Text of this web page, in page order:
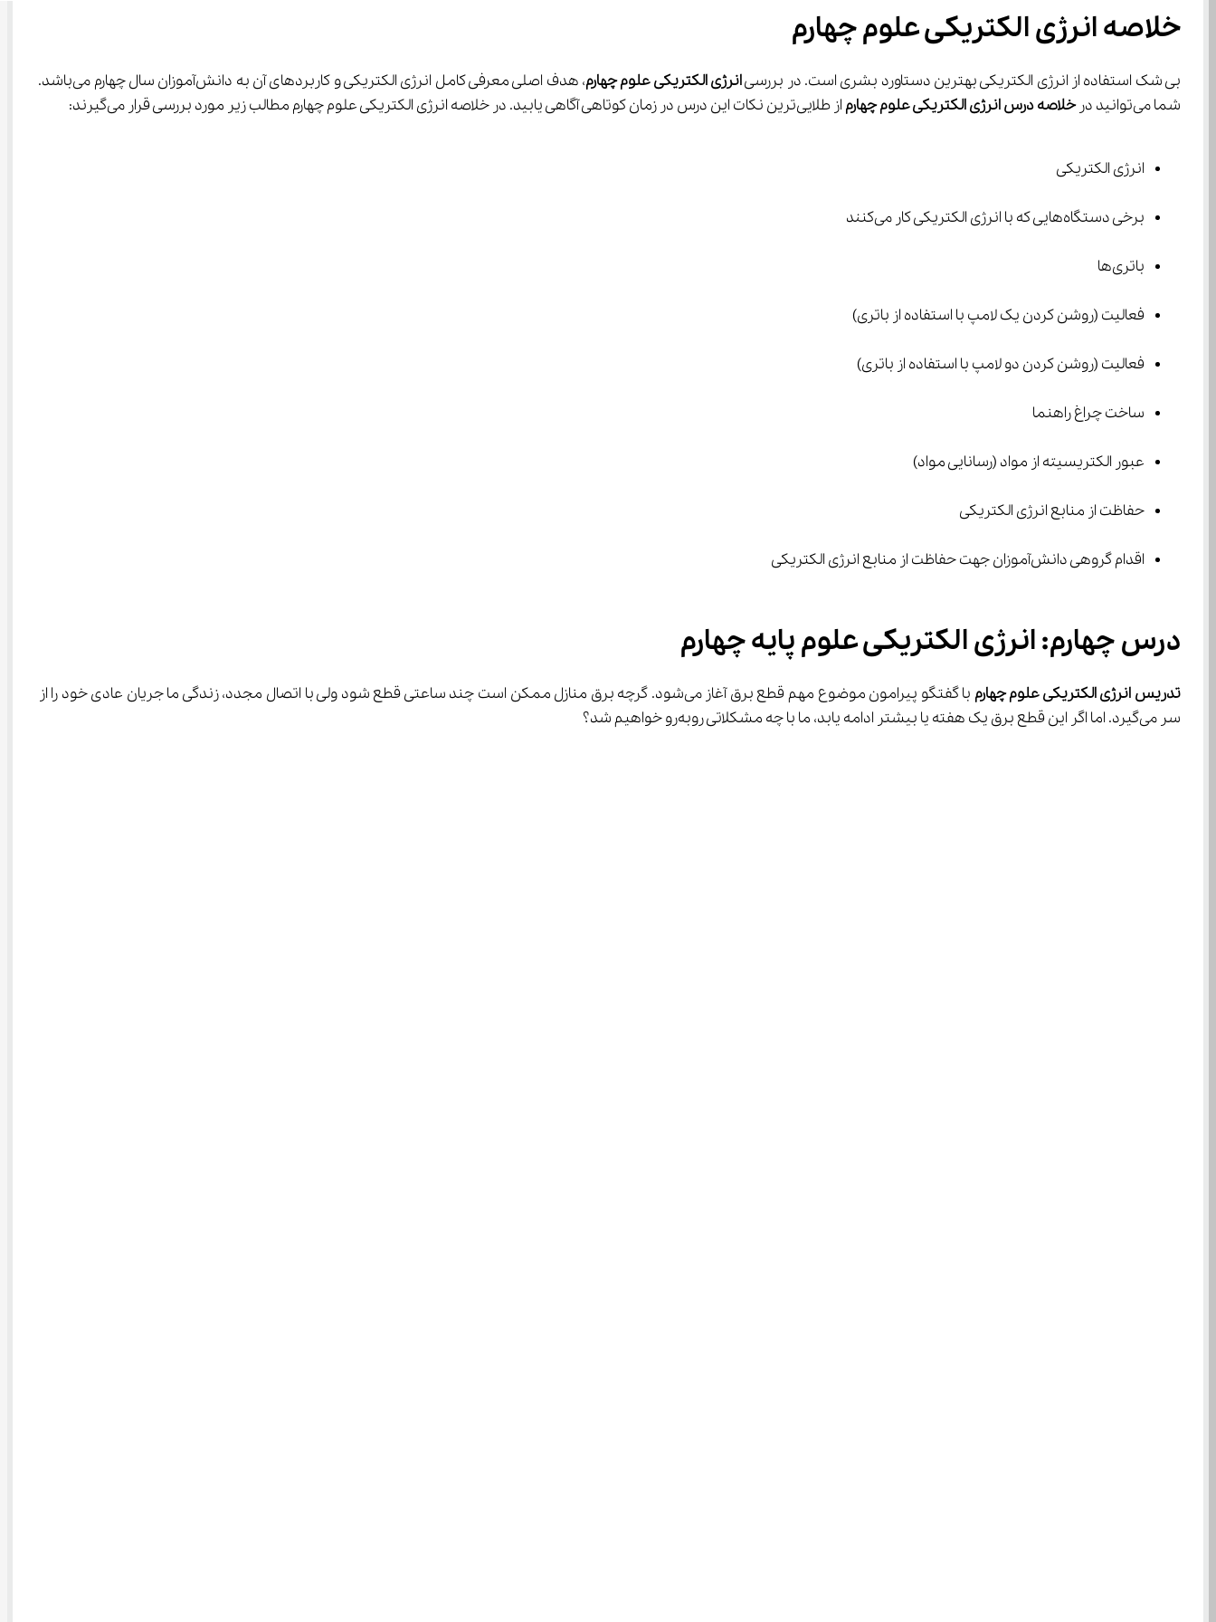
خلاصه انرژی الکتریکی علوم چهارم
بی شک استفاده از انرژی الکتریکی بهترین دستاورد بشری است. در بررسی انرژی الکتریکی علوم چهارم
، هدف اصلی معرفی کامل انرژی الکتریکی و کاربرد‌های آن به دانش‌آموزان سال چهارم می‌باشد.
شما می‌توانید در
خلاصه درس انرژی الکتریکی علوم چهارم از طلایی‌ترین نکات این درس در زمان کوتاهی آگاهی یابید. در خلاصه انرژی الکتریکی علوم چهارم مطالب زیر مورد بررسی قرار می‌گیرند:
انرژی الکتریکی
برخی دستگاه‌هایی که با انرژی الکتریکی کار می‌کنند
باتری‌ها
فعالیت (روشن کردن یک لامپ با استفاده از باتری)
فعالیت (روشن کردن دو لامپ با استفاده از باتری)
ساخت چراغ راهنما
عبور الکتریسیته از مواد (رسانایی مواد)
حفاظت از منابع انرژی الکتریکی
اقدام گروهی دانش‌آموزان جهت حفاظت از منابع انرژی الکتریکی
درس چهارم: انرژی الکتریکی علوم پایه چهارم
تدریس انرژی الکتریکی علوم چهارم
با گفتگو پیرامون موضوع مهم قطع برق آغاز می‌شود. گرچه برق منازل ممکن است چند ساعتی قطع شود ولی با اتصال مجدد، زندگی ما جریان عادی خود را از
سر می‌گیرد. اما اگر این قطع برق یک هفته یا بیشتر ادامه یابد، ما با چه مشکلاتی رو‌به‌رو خواهیم شد؟